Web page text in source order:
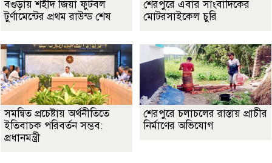
বগুড়ায় শহীদ জিয়া ফুটবল
টুর্ণামেন্টের প্রথম রাউন্ড শেষ
শেরপুরে এবার সাংবাদিকের
মোটরসাইকেল চুরি
সমন্বিত প্রচেষ্টায় অর্থনীতিতে
ইতিবাচক পরিবর্তন সম্ভব:
প্রধানমন্ত্রী
শেরপুরে চলাচলের রাস্তায় প্রাচীর
নির্মাণের অভিযোগ